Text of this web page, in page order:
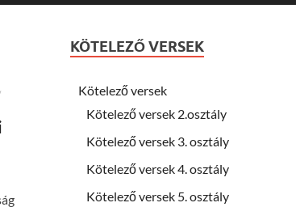
KÖTELEZŐ VERSEK
Kötelező versek
Kötelező versek 2.osztály
Kötelező versek 3. osztály
Kötelező versek 4. osztály
Kötelező versek 5. osztály